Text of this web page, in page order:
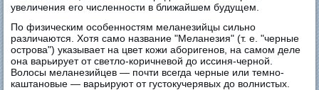
увеличения его численности в ближайшем будущем.
По физическим особенностям меланезийцы сильно
различаются. Хотя само название "Меланезия" (т. е. "черные
острова") указывает на цвет кожи аборигенов, на самом деле
она варьирует от светло-коричневой до иссиня-черной.
Волосы меланезийцев — почти всегда черные или темно-
каштановые — варьируют от густокучерявых до волнистых.